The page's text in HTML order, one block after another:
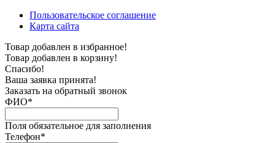
Пользовательское соглашение
Карта сайта
Товар добавлен в избранное!
Товар добавлен в корзину!
Спасибо!
Ваша заявка принята!
Заказать на обратный звонок
ФИО*
Поля обязательное для заполнения
Телефон*